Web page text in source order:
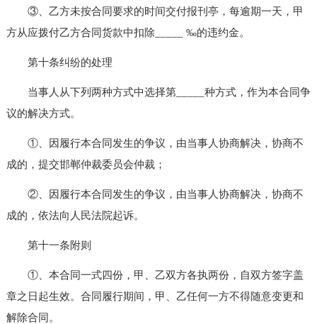
③、乙方未按合同要求的时间交付报刊亭，每逾期一天，甲
方从应拨付乙方合同货款中扣除_____ ‰的违约金。
第十条纠纷的处理
当事人从下列两种方式中选择第_____种方式，作为本合同争
议的解决方式。
①、因履行本合同发生的争议，由当事人协商解决，协商不
成的，提交邯郸仲裁委员会仲裁；
②、因履行本合同发生的争议，由当事人协商解决，协商不
成的，依法向人民法院起诉。
第十一条附则
①、本合同一式四份，甲、乙双方各执两份，自双方签字盖
章之日起生效。合同履行期间，甲、乙任何一方不得随意变更和
解除合同。